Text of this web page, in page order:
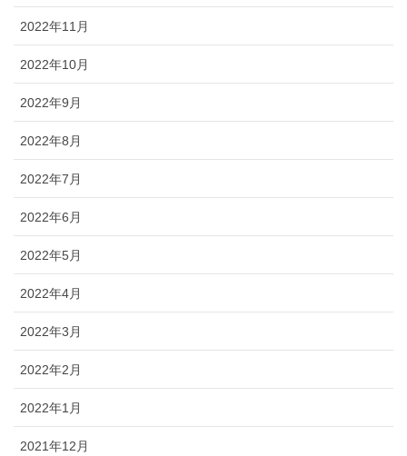
2022年11月
2022年10月
2022年9月
2022年8月
2022年7月
2022年6月
2022年5月
2022年4月
2022年3月
2022年2月
2022年1月
2021年12月